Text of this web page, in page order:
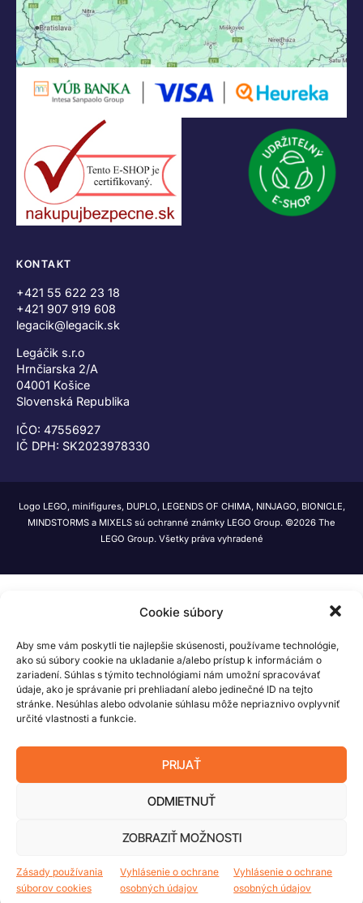
Cookie súbory
Aby sme vám poskytli tie najlepšie skúsenosti, používame technológie,
ako sú súbory cookie na ukladanie a/alebo prístup k informáciám o
zariadení. Súhlas s týmito technológiami nám umožní spracovávať
údaje, ako je správanie pri prehliadaní alebo jedinečné ID na tejto
stránke. Nesúhlas alebo odvolanie súhlasu môže nepriaznivo ovplyvniť
určité vlastnosti a funkcie.
PRIJAŤ
ODMIETNUŤ
ZOBRAZIŤ MOŽNOSTI
Zásady používania
súborov cookies
Vyhlásenie o ochrane
osobných údajov
Vyhlásenie o ochrane
osobných údajov
KONTAKT
+421 55 622 23 18
+421 907 919 608
legacik@legacik.sk
Legáčik s.r.o
Hrnčiarska 2/A
04001 Košice
Slovenská Republika
IČO: 47556927
IČ DPH: SK2023978330
Logo LEGO, minifigures, DUPLO, LEGENDS OF CHIMA, NINJAGO, BIONICLE,
MINDSTORMS a MIXELS sú ochranné známky LEGO Group. ©2026 The
LEGO Group. Všetky práva vyhradené